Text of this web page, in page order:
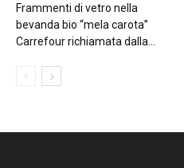
Frammenti di vetro nella
bevanda bio “mela carota”
Carrefour richiamata dalla...